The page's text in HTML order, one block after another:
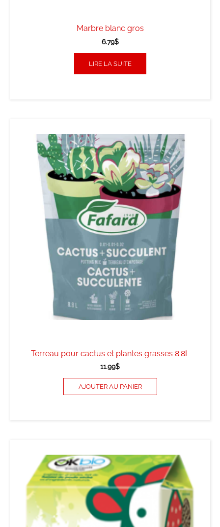
Marbre blanc gros
6.79$
LIRE LA SUITE
Terreau pour cactus et plantes grasses 8.8L
11.99$
AJOUTER AU PANIER